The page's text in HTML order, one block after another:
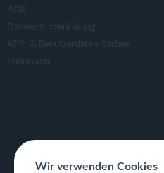
AGB
Datenschutzerklärung
APP- & Benutzerdaten löschen
Impressum
Wir verwenden Cookies